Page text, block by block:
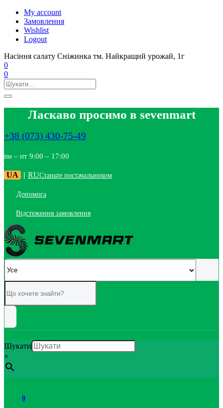
My account
Замовлення
Wishlist
Logout
Насіння салату Сніжинка тм. Найкращий урожай, 1г
0
0
Ласкаво просимо в sevenmart
+38 (073) 430-75-49
пн – пт 9:00 – 17:00
UA | RUСтаньте постачальником
Допомога
Відстеження замовлення
Шукати
×
0